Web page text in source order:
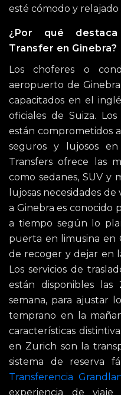
esté cómodo y
¿Por qué
Transfer en Ginebra?
Los choferes o
aeropuerto de
capacitados en el
oficiales de Suiza.
están comprometidos
seguros y lujosos en
Transfers ofrece las
como sedanes, SUV y
lujosas necesidades
a Ginebra es conocido
a tiempo según lo
puerta en limusina en
de recoger y dejar en
Los servicios de
están disponibles
semana, para ajustar
temprano en la
características
en Zurich son la
sistema de reserva
Transferencia
experiencia de